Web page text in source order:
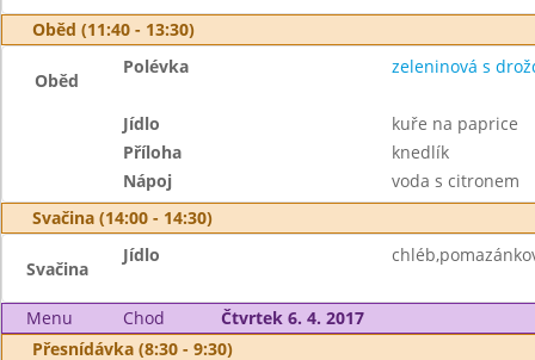
Oběd (11:40 - 13:30)
Oběd
Polévka zeleninová s
Jídlo
kuře na paprice
Příloha
knedlík
Nápoj
voda s citronem
Svačina (14:00 - 14:30)
Svačina
Jídlo
Menu Chod
Čtvrtek 6. 4. 2017
Přesnídávka (8:30 - 9:30)